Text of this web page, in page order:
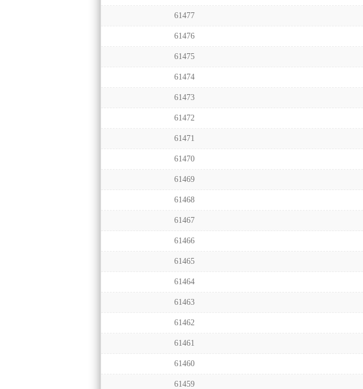
61477
61476
61475
61474
61473
61472
61471
61470
61469
61468
61467
61466
61465
61464
61463
61462
61461
61460
61459